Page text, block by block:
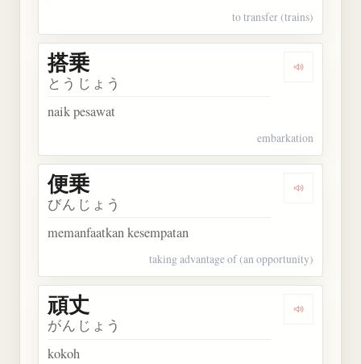
to transfer (trains)
Dengarkan
搭乗
とうじょう
naik pesawat
embarkation
Dengarkan
便乗
びんじょう
memanfaatkan kesempatan
taking advantage of (an opportunity)
Dengarkan
頑丈
がんじょう
kokoh